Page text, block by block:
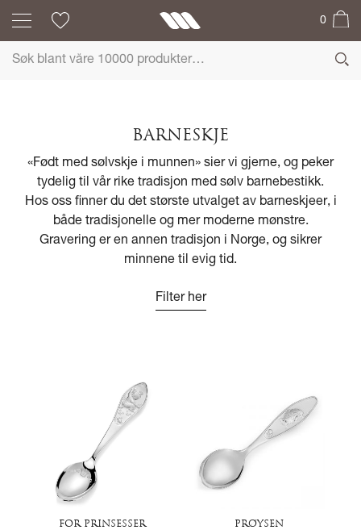
0
BARNESKJE
«Født med sølvskje i munnen» sier vi gjerne, og peker
tydelig til vår rike tradisjon med sølv barnebestikk.
Hos oss finner du det største utvalget av barneskjeer, i
både tradisjonelle og mer moderne mønstre.
Gravering er en annen tradisjon i Norge, og sikrer
minnene til evig tid.
Filter her
FOR PRINSESSER PRØYSEN